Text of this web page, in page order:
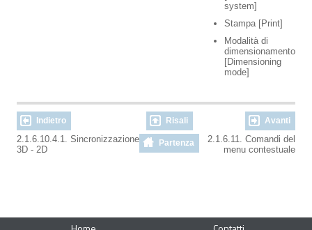
system]
Stampa [Print]
Modalità di
dimensionamento
[Dimensioning
mode]
Indietro Risali Avanti
2.1.6.10.4.1. Sincronizzazione
3D - 2D
Partenza
2.1.6.11. Comandi del
menu contestuale